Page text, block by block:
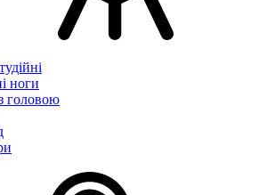
ноги
головою